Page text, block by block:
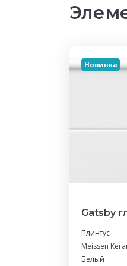
Новинка
Gatsby
Плинтус
Meissen
Белый